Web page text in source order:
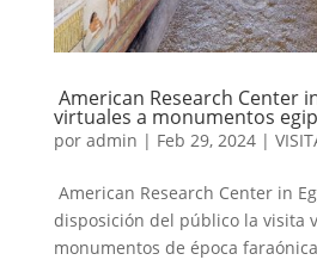
American Research Center
virtuales a monumentos
por admin | Feb 29, 2024|
American Research Center in
disposición del público la visita
monumentos de época